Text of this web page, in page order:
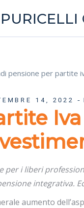
14, 2022
per i liberi
integrativa.
aumento